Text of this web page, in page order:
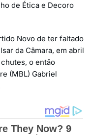
de Ética e Decoro
Novo de ter faltado
da Câmara, em abril
o então
(MBL) Gabriel